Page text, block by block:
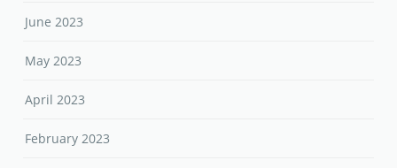
June 2023
May 2023
April 2023
February 2023